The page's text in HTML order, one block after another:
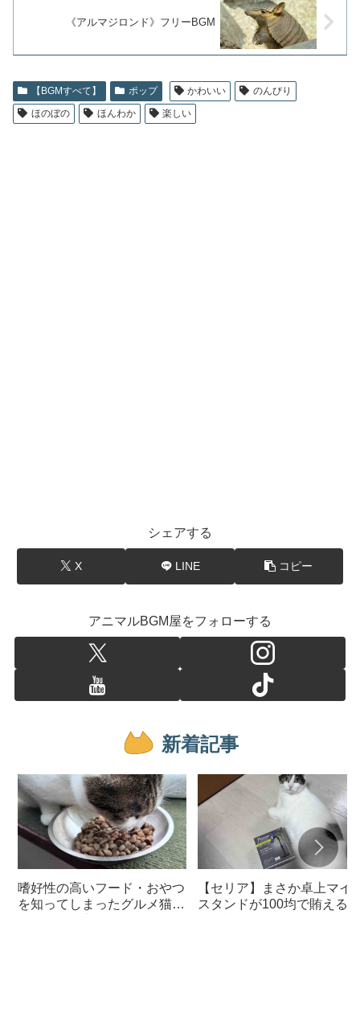
《アルマジロンド》フリーBGM
【BGMすべて】 ポップ かわいい
のんびり
ほのぼの
ほんわか 楽しい
シェアする
X LINE コピー
アニマルBGM屋をフォローする
新着記事
嗜好性の高いフード・おやつ
を知ってしまったグルメ猫の
【セリア】まさか卓上マイ
スタンドが100均で賄えるな